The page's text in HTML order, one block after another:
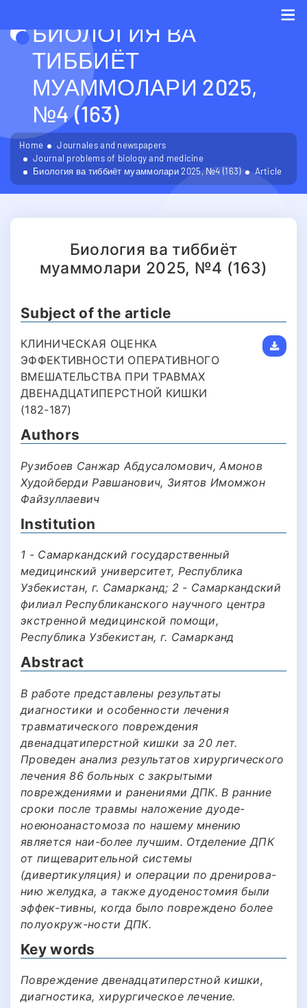
БИОЛОГИЯ ВА
ТИББИЁТ
МУАММОЛАРИ 2025,
№4 (163)
Home
Journales and newspapers
Journal problems of biology and medicine
Биология ва тиббиёт муаммолари 2025, №4 (163)
Article
Биология ва тиббиёт
муаммолари 2025, №4 (163)
Subject of the article
КЛИНИЧЕСКАЯ ОЦЕНКА
ЭФФЕКТИВНОСТИ ОПЕРАТИВНОГО
ВМЕШАТЕЛЬСТВА ПРИ ТРАВМАХ
ДВЕНАДЦАТИПЕРСТНОЙ КИШКИ
(182-187)
Authors
Рузибоев Санжар Абдусаломович, Амонов
Худойберди Равшанович, Зиятов Имомжон
Файзуллаевич
Institution
1 - Самаркандский государственный
медицинский университет, Республика
Узбекистан, г. Самарканд; 2 - Самаркандский
филиал Республиканского научного центра
экстренной медицинской помощи,
Республика Узбекистан, г. Самарканд
Abstract
В работе представлены результаты
диагностики и особенности лечения
травматического повреждения
двенадцатиперстной кишки за 20 лет.
Проведен анализ результатов хирургического
лечения 86 больных с закрытыми
повреждениями и ранениями ДПК. В ранние
сроки после травмы наложение дуоде-
ноеюноанастомоза по нашему мнению
является наи-более лучшим. Отделение ДПК
от пищеварительной системы
(дивертикуляция) и операции по дренирова-
нию желудка, а также дуоденостомия были
эффек-тивны, когда было повреждено более
полуокруж-ности ДПК.
Key words
Повреждение двенадцатиперстной кишки,
диагностика, хирургическое лечение.